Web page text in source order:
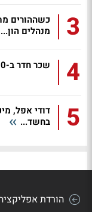
3
כשההורים
מנהלים הון...
4 שכר חדר ב-200 דולר - וזכה במחצית מדירת המנוחה
5
דודי אפל,
בחשד...
הורדת